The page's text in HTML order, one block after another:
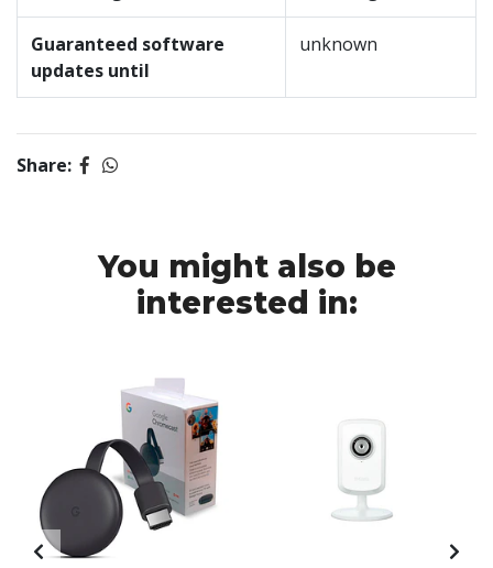
Guaranteed software
updates until
‎unknown
Share:
You might also be
interested in: